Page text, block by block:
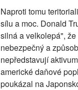
Naproti tomu
sílu a moc. Donald
silná a velkolepá",
nebezpečný a
nepředstavují
americké daňové
poukázal na